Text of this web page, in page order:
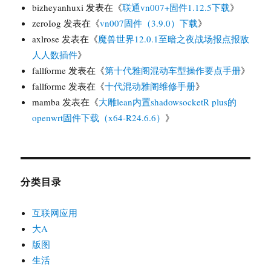
bizheyanhuxi 发表在《联通vn007+固件1.12.5下载》
zeroIog 发表在《vn007固件（3.9.0）下载》
axlrose 发表在《魔兽世界12.0.1至暗之夜战场报点报敌
人人数插件》
fallforme 发表在《第十代雅阁混动车型操作要点手册》
fallforme 发表在《十代混动雅阁维修手册》
mamba 发表在《大雕lean内置shadowsocketR plus的
openwrt固件下载（x64-R24.6.6） 》
分类目录
互联网应用
大A
版图
生活